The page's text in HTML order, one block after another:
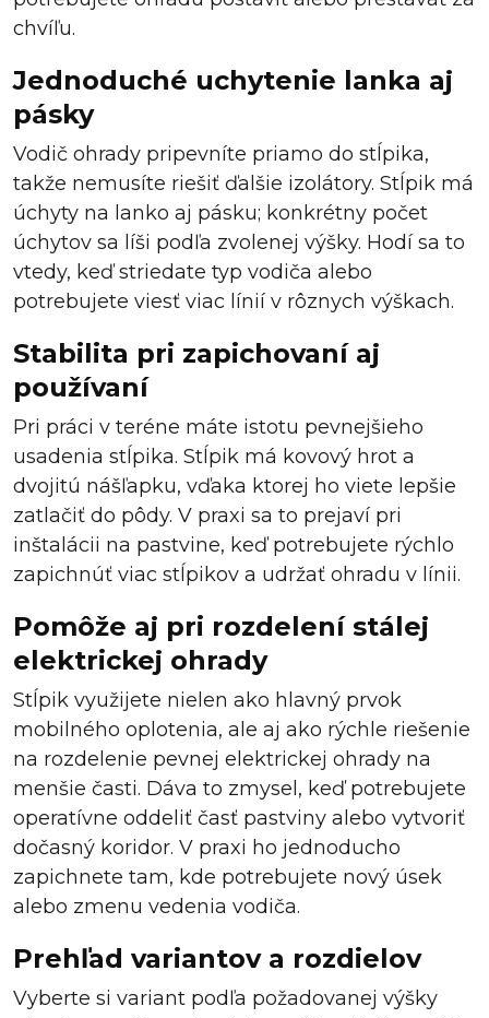
chvíľu.
Jednoduché uchytenie lanka aj
pásky
Vodič ohrady pripevníte priamo do stĺpika,
takže nemusíte riešiť ďalšie izolátory. Stĺpik má
úchyty na lanko aj pásku; konkrétny počet
úchytov sa líši podľa zvolenej výšky. Hodí sa to
vtedy, keď striedate typ vodiča alebo
potrebujete viesť viac línií v rôznych výškach.
Stabilita pri zapichovaní aj
používaní
Pri práci v teréne máte istotu pevnejšieho
usadenia stĺpika. Stĺpik má kovový hrot a
dvojitú nášľapku, vďaka ktorej ho viete lepšie
zatlačiť do pôdy. V praxi sa to prejaví pri
inštalácii na pastvine, keď potrebujete rýchlo
zapichnúť viac stĺpikov a udržať ohradu v línii.
Pomôže aj pri rozdelení stálej
elektrickej ohrady
Stĺpik využijete nielen ako hlavný prvok
mobilného oplotenia, ale aj ako rýchle riešenie
na rozdelenie pevnej elektrickej ohrady na
menšie časti. Dáva to zmysel, keď potrebujete
operatívne oddeliť časť pastviny alebo vytvoriť
dočasný koridor. V praxi ho jednoducho
zapichnete tam, kde potrebujete nový úsek
alebo zmenu vedenia vodiča.
Prehľad variantov a rozdielov
Vyberte si variant podľa požadovanej výšky